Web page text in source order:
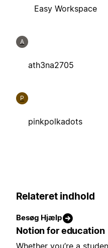
Easy Workspace
A
ath3na2705
P
pinkpolkadots
Relateret indhold
Besøg Hjælp
Notion for education